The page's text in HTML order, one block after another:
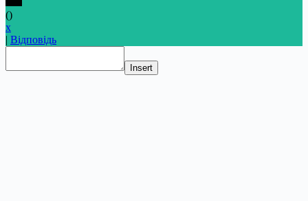
()
x
| Відповідь
Insert